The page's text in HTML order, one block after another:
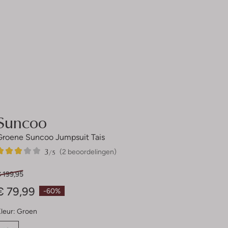
Suncoo Jumpsuit Tais
(2 beoordelingen)
3/5
-60%
199,95
79,99
Groen